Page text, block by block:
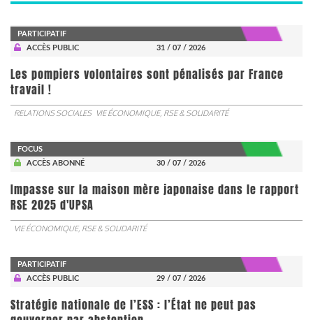
PARTICIPATIF
ACCÈS PUBLIC
31 / 07 / 2026
Les pompiers volontaires sont pénalisés par France
travail !
RELATIONS SOCIALES VIE ÉCONOMIQUE, RSE & SOLIDARITÉ
FOCUS
ACCÈS ABONNÉ
30 / 07 / 2026
Impasse sur la maison mère japonaise dans le rapport
RSE 2025 d'UPSA
VIE ÉCONOMIQUE, RSE & SOLIDARITÉ
PARTICIPATIF
ACCÈS PUBLIC
29 / 07 / 2026
Stratégie nationale de l’ESS : l’État ne peut pas